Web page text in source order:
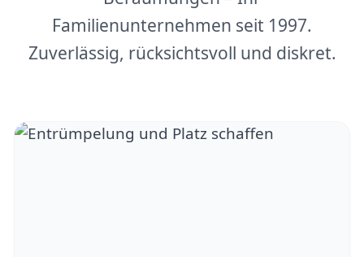
Familienunternehmen seit 1997.
Zuverlässig, rücksichtsvoll und diskret.